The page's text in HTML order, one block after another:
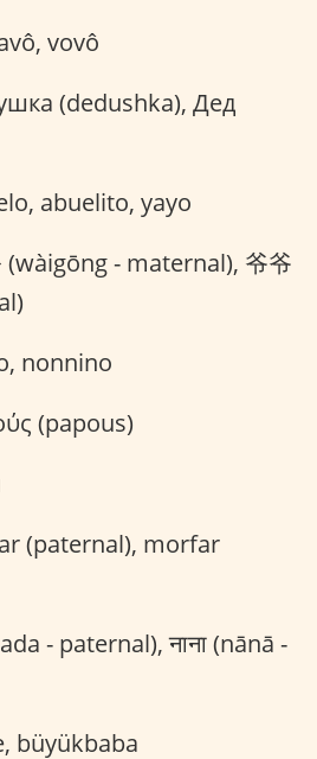
vovô
(dedushka), Дед
abuelito, yayo
(wàigōng - maternal), 爷爷
nonnino
(papous)
(paternal), morfar
- paternal), नाना (nānā -
büyükbaba